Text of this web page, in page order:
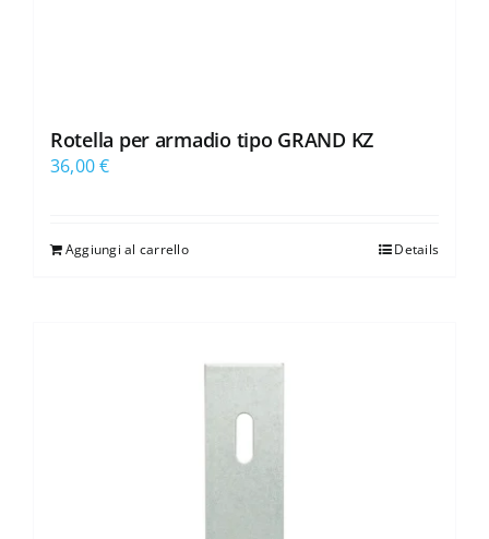
Rotella per armadio tipo GRAND KZ
36,00€
Aggiungi al carrello Details